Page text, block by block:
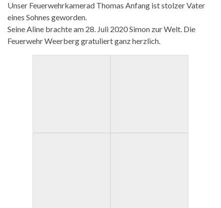
Unser Feuerwehrkamerad Thomas Anfang ist stolzer Vater
eines Sohnes geworden.
Seine Aline brachte am 28. Juli 2020 Simon zur Welt. Die
Feuerwehr Weerberg gratuliert ganz herzlich.